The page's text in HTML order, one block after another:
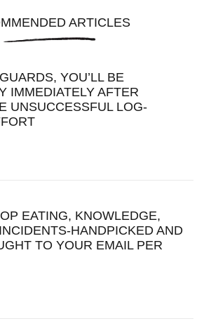
ARTICLES
YOU’LL BE
IMMEDIATELY AFTER
UNSUCCESSFUL LOG-
EATING, KNOWLEDGE,
HANDPICKED AND
TO YOUR EMAIL PER